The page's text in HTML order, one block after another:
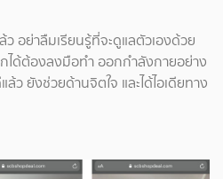
อย่าลืมเรียนรู้ที่จะดูแลตัวเองด้วย
กได้ต้องลงมือทำ ออกกำลังกายอย่าง
ยังช่วยด้านจิตใจ และได้ไอเดียทาง